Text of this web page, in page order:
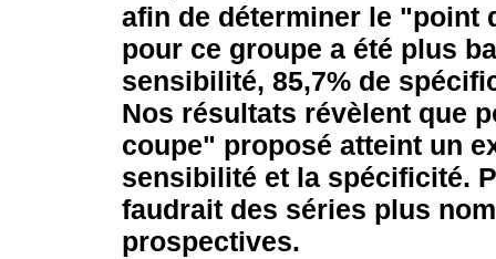
afin de déterminer le "point
pour ce groupe a été plus
sensibilité, 85,7% de
Nos résultats révèlent que
coupe" proposé atteint un
sensibilité et la spécificité.
faudrait des séries plus
prospectives.